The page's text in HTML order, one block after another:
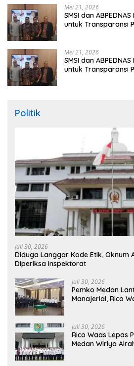
Mei 21, 2026
SMSI dan
untuk Transparansi
Mei 21, 2026
SMSI dan
untuk Transparansi
Politik
Juli 30, 2026
Diduga Langgar Kode Etik, Oknum
Diperiksa Inspektorat
Juli 30, 2026
Pemko Medan
Manajerial, Rico
Juli 30, 2026
Rico Waas Lepas
Medan Wiriya